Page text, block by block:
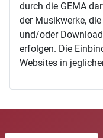
durch die GEMA
der Musikwerke,
und/oder
erfolgen. Die
Websites in